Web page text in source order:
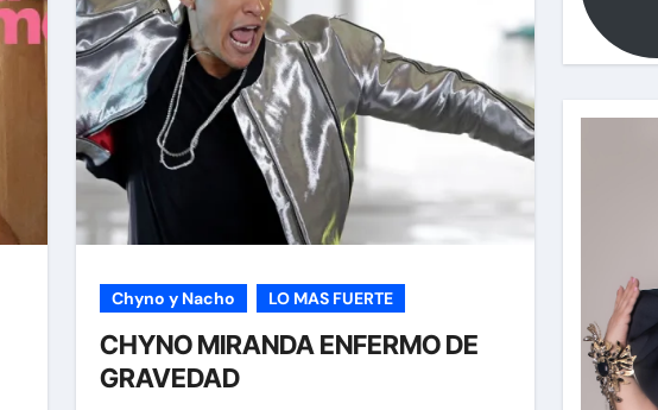
Chyno y Nacho LO MAS FUERTE
CHYNO MIRANDA ENFERMO DE
GRAVEDAD